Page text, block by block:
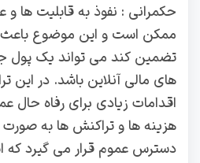
حکمرانی : نفوذ به قابلیت ها و
ممکن است و این موضوع
تضمین کند می تواند یک پول
های مالی آنلاین باشد. در این
اقدامات زیادی برای رفاه حال
هزینه ها و تراکنش ها به صورت
دسترس عموم قرار می گیرد که